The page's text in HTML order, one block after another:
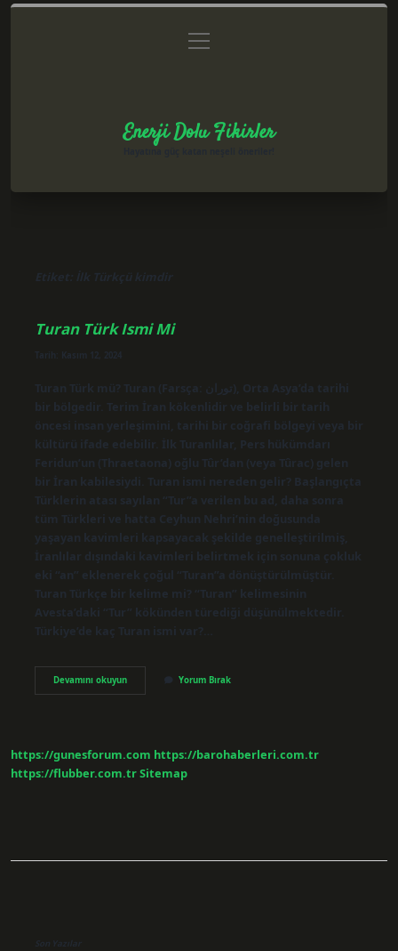
Gizlilik Politikası
menüyü
aç
Enerji Dolu Fikirler
Etiket: İlk Türkçü kimdir
Turan Türk Ismi Mi
Tarih: Kasım 12, 2024
Turan Türk mü? Turan (Farsça: توران), Orta Asya’da tarihi
bir bölgedir. Terim İran kökenlidir ve belirli bir tarih
öncesi insan yerleşimini, tarihi bir coğrafi bölgeyi veya bir
kültürü ifade edebilir. İlk Turanlılar, Pers hükümdarı
Feridun’un (Thraetaona) oğlu Tûr’dan (veya Tûrac) gelen
bir İran kabilesiydi. Turan ismi nereden gelir? Başlangıçta
Türklerin atası sayılan “Tur”a verilen bu ad, daha sonra
tüm Türkleri ve hatta Ceyhun Nehri’nin doğusunda
yaşayan kavimleri kapsayacak şekilde genelleştirilmiş,
İranlılar dışındaki kavimleri belirtmek için sonuna çokluk
eki “an” eklenerek çoğul “Turan”a dönüştürülmüştür.
Turan Türkçe bir kelime mi? “Turan” kelimesinin
Avesta’daki “Tur” kökünden türediği düşünülmektedir.
Türkiye’de kaç Turan ismi var?…
Devamını okuyunTuran
Türk
Yorum Bırak
https://gunesforum.com https://barohaberleri.com.tr
https://flubber.com.trSitemap
Son Yazılar